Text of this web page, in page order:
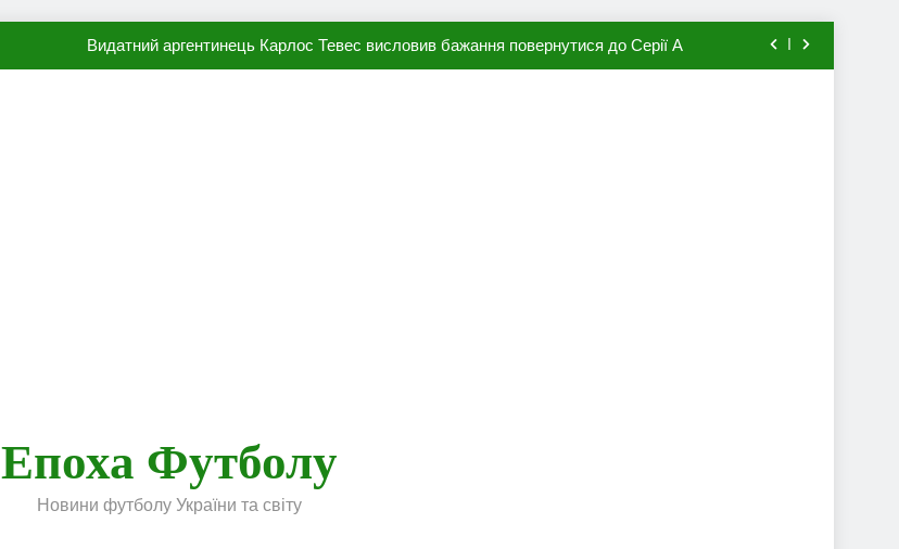
Видатний аргентинець Карлос Тевес висловив бажання повернутися до Серії А
Епоха Футболу
Новини футболу України та світу